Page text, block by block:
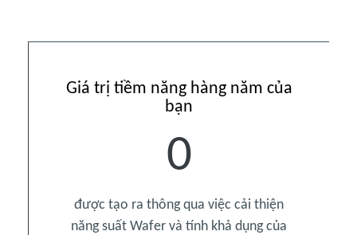
Giá trị tiềm năng hàng năm của
bạn
0
được tạo ra thông qua việc cải thiện
năng suất Wafer và tính khả dụng của